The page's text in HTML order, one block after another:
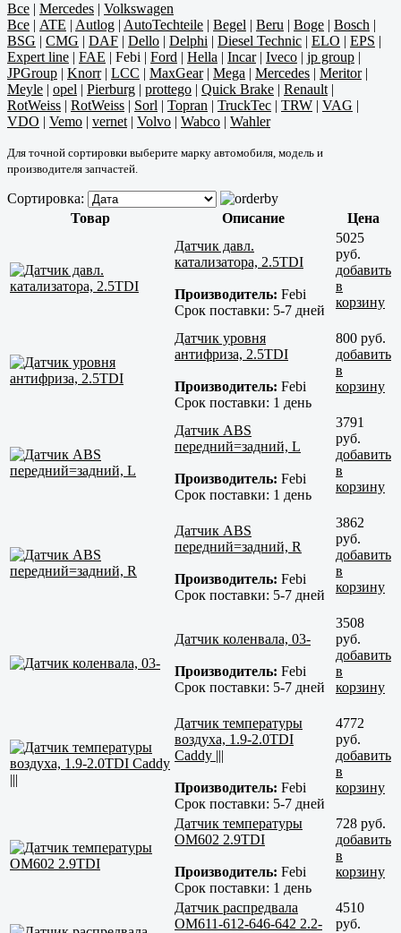
Все | Mercedes | Volkswagen
Все | ATE | Autlog | AutoTechteile | Begel | Beru | Boge | Bosch |
BSG | CMG | DAF | Dello | Delphi | Diesel Technic | ELO | EPS |
Expert line | FAE | Febi | Ford | Hella | Incar| Iveco | jp group |
JPGroup | Knorr| LCC | MaxGear| Mega | Mercedes | Meritor|
Meyle | opel | Pierburg | prottego | Quick Brake | Renault |
RotWeiss | RotWeiss | Sorl | Topran | TruckTec | TRW | VAG |
VDO | Vemo | vernet | Volvo | Wabco | Wahler
Для точной сортировки выберите марку автомобиля, модель и
производителя запчастей.
Сортировка:
Товар
Описание
Цена
Датчик давл.
катализатора, 2.5TDI
Производитель: Febi
Срок поставки: 5-7 дней
5025
руб.
добавить
в
корзину
Датчик уровня
антифриза, 2.5TDI
Производитель: Febi
Срок поставки: 1 день
800 руб.
добавить
в
корзину
Датчик ABS
передний=задний, L
Производитель: Febi
Срок поставки: 1 день
3791
руб.
добавить
в
корзину
Датчик ABS
передний=задний, R
Производитель: Febi
Срок поставки: 5-7 дней
3862
руб.
добавить
в
корзину
Датчик коленвала, 03-
Производитель: Febi
Срок поставки: 5-7 дней
3508
руб.
добавить
в
корзину
Датчик температуры
воздуха, 1.9-2.0TDI
Caddy |||
Производитель: Febi
Срок поставки: 5-7 дней
4772
руб.
добавить
в
корзину
Датчик температуры
OM602 2.9TDI
Производитель: Febi
Срок поставки: 1 день
728 руб.
добавить
в
корзину
Датчик распредвала
OM611-612-646-642 2.2-
4510
руб.